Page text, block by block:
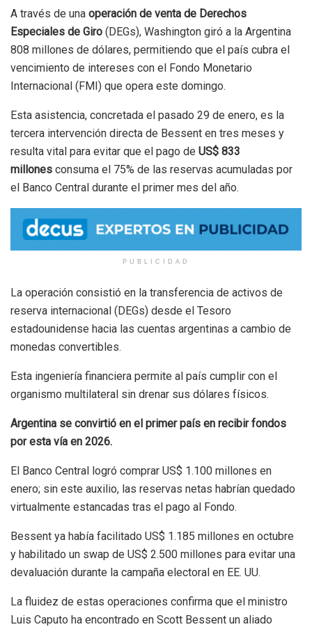
A través de una operación de venta de Derechos
Especiales de Giro (DEGs), Washington giró a la Argentina
808 millones de dólares, permitiendo que el país cubra el
vencimiento de intereses con el Fondo Monetario
Internacional (FMI) que opera este domingo.
Esta asistencia, concretada el pasado 29 de enero, es la
tercera intervención directa de Bessent en tres meses y
resulta vital para evitar que el pago de US$ 833
millones consuma el 75% de las reservas acumuladas por
el Banco Central durante el primer mes del año.
PUBLICIDAD
La operación consistió en la transferencia de activos de
reserva internacional (DEGs) desde el Tesoro
estadounidense hacia las cuentas argentinas a cambio de
monedas convertibles.
Esta ingeniería financiera permite al país cumplir con el
organismo multilateral sin drenar sus dólares físicos.
Argentina se convirtió en el primer país en recibir fondos
por esta vía en 2026.
El Banco Central logró comprar US$ 1.100 millones en
enero; sin este auxilio, las reservas netas habrían quedado
virtualmente estancadas tras el pago al Fondo.
Bessent ya había facilitado US$ 1.185 millones en octubre
y habilitado un swap de US$ 2.500 millones para evitar una
devaluación durante la campaña electoral en EE. UU.
La fluidez de estas operaciones confirma que el ministro
Luis Caputo ha encontrado en Scott Bessent un aliado